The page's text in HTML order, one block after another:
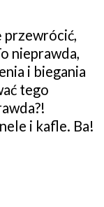
przewrócić,
nieprawda,
i biegania
tego
i kafle. Ba!